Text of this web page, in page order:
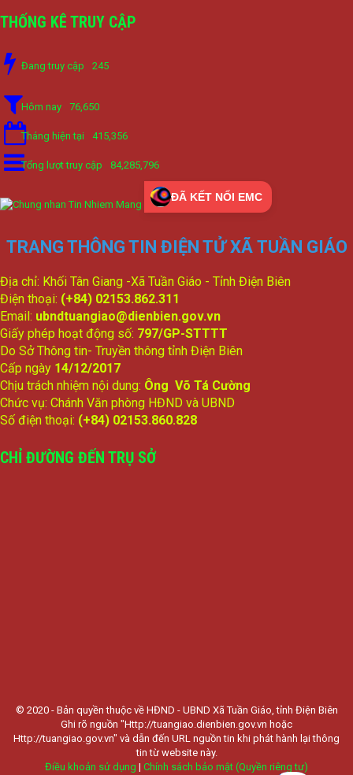
THỐNG KÊ TRUY CẬP
Đang truy cập 245
Hôm nay 76,650
Tháng hiện tại 415,356
Tổng lượt truy cập 84,285,796
ĐÃ KẾT NỐI EMC
TRANG THÔNG TIN ĐIỆN TỬ XÃ TUẦN GIÁO
Địa chỉ: Khối Tân Giang -Xã Tuần Giáo - Tỉnh Điện Biên
Điện thoại: (+84) 02153.862.311
Email: ubndtuangiao@dienbien.gov.vn
Giấy phép hoạt động số: 797/GP-STTTT
Do Sở Thông tin- Truyền thông tỉnh Điện Biên
Cấp ngày 14/12/2017
Chịu trách nhiệm nội dung: Ông Võ Tá Cường
Chức vụ: Chánh Văn phòng HĐND và UBND
Số điện thoại: (+84) 02153.860.828
CHỈ ĐƯỜNG ĐẾN TRỤ SỞ
© 2020 - Bản quyền thuộc về HĐND - UBND Xã Tuần Giáo, tỉnh Điện Biên
Ghi rõ nguồn "Http://tuangiao.dienbien.gov.vn hoặc
Http://tuangiao.gov.vn" và dẫn đến URL nguồn tin khi phát hành lại thông
tin từ website này.
Điều khoản sử dụng | Chính sách bảo mật (Quyền riêng tư)